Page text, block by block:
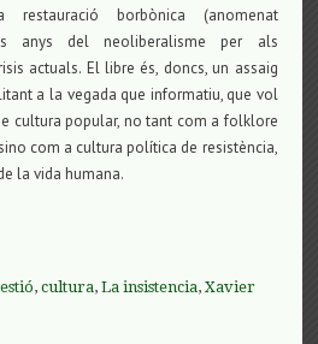
borbònica (anomenat
anys del neoliberalisme per als
actuals. El libre és, doncs, un assaig
a la vegada que informatiu, que vol
cultura popular, no tant com a folklore
com a cultura política de resistència,
la vida humana.
,cultura,La insistencia,Xavier